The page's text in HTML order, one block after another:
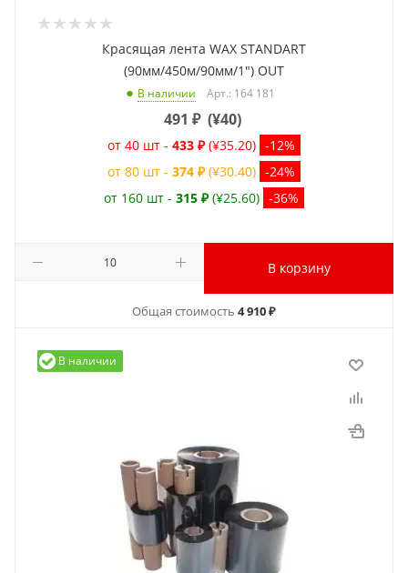
Красящая лента WAX STANDART
(90мм/450м/90мм/1") OUT
В наличии Арт.: 164 181
491 ₽ (¥40)
от 40 шт - 433 ₽ (¥35.20) -12%
от 80 шт - 374 ₽ (¥30.40) -24%
от 160 шт - 315 ₽ (¥25.60) -36%
В корзину
Общая стоимость 4 910 ₽
В наличии